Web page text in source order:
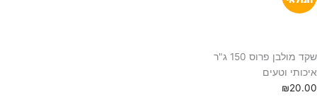
שקד מולבן פרוס 150 ג"ר
איכותי וטעים
₪20.00